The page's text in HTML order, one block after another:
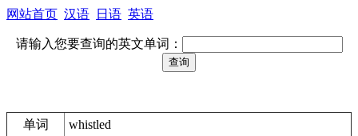
网站首页 汉语 日语 英语
请输入您要查询的英文单词：
单词
whistled